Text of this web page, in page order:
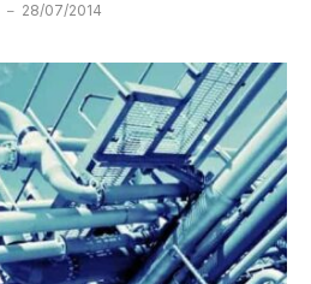
28/07/2014